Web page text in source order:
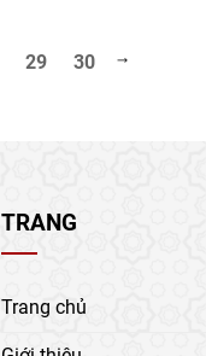
29 30
TRANG
Trang chủ